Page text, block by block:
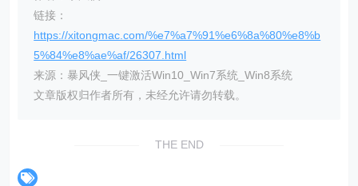
链接：
https://xitongmac.com/%e7%a7%91%e6%8a%80%e8%b
5%84%e8%ae%af/26307.html
来源：暴风侠_一键激活Win10_Win7系统_Win8系统
文章版权归作者所有，未经允许请勿转载。
THE END